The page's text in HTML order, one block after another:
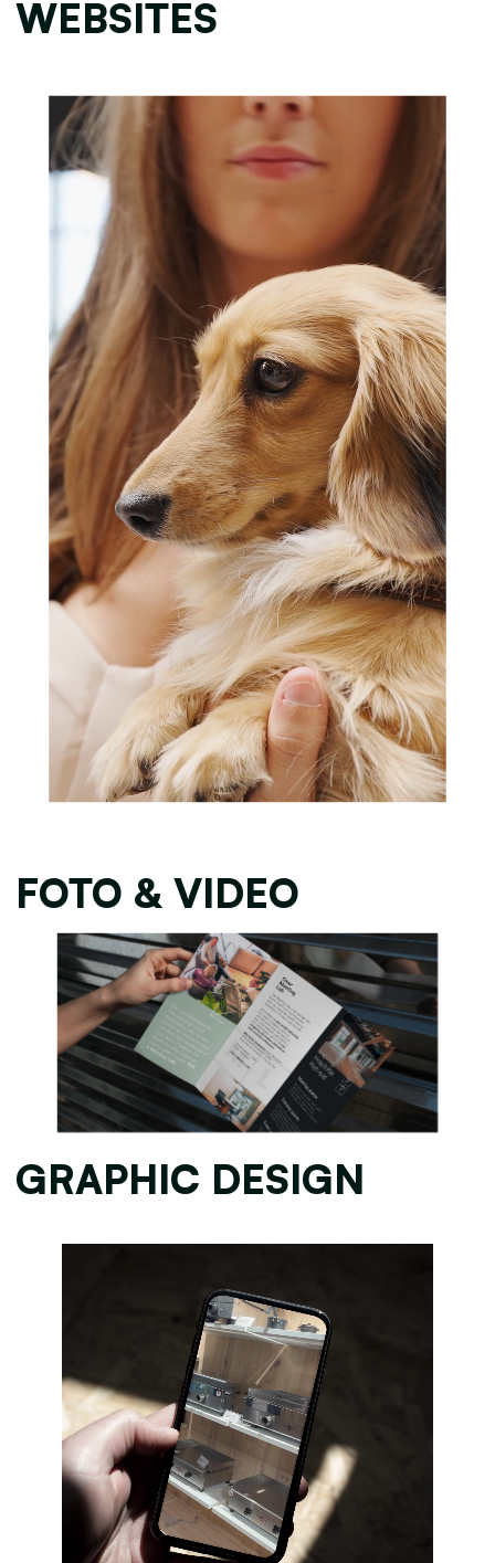
WEBSITES
FOTO & VIDEO
GRAPHIC DESIGN